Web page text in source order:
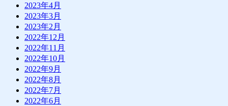
2023年4月
2023年3月
2023年2月
2022年12月
2022年11月
2022年10月
2022年9月
2022年8月
2022年7月
2022年6月